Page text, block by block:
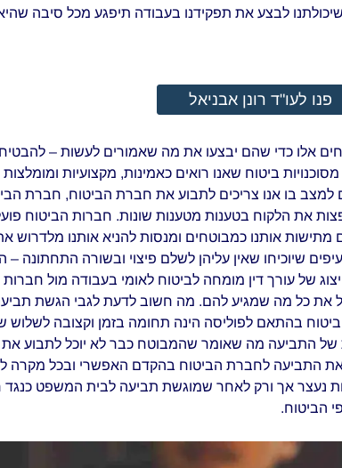
לבצע את תפקידנו בעבודה תיפגע מכל סיבה
פנו לעו"ד רונן אבניאל
אלו כדי שהם יבצעו את מה שאמורים לעשות – להבטיח
ביטוח שאנו רואים כאמינות, מקצועיות
למצב בו אנו צריכים לתבוע את חברת הביטוח, חברת
את הלקוח בטענות מטענות שונות. חברות הביטוח
מתישות אותנו כמבוטחים ומנסות להניא אותנו מלדרוש
שיוכיחו שאין עליהן לשלם פיצוי ובשורה התחתונה
של עורך דין מומחה לביטוח לאומי בעבודה מול חברות
את כל מה שמגיע להם. מה חשוב לדעת לגבי הגשת
בהתאם לפוליסה הינה תחומה בזמן וקצובה לשלוש
של התביעה מה שאומר שהמבוטח כבר לא יוכל לתבוע
התביעה לחברת הביטוח בהקדם האפשרי ובכל מקרה
נעצר אך ורק לאחר שמוגשת תביעה לבית המשפט
הביטוח.